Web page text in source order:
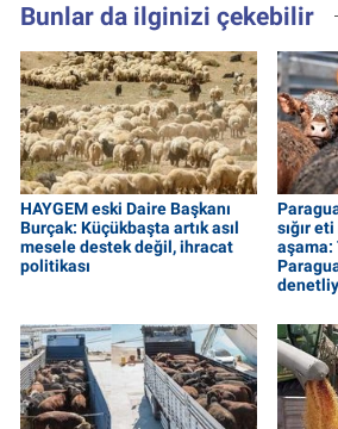
Bunlar da ilginizi çekebilir
HAYGEM eski Daire Başkanı
Burçak: Küçükbaşta artık asıl
mesele destek değil, ihracat
politikası
sığır
aşama: